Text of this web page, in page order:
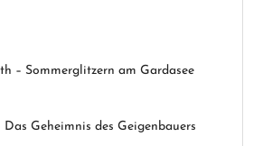
– Sommerglitzern am Gardasee
Das Geheimnis des Geigenbauers